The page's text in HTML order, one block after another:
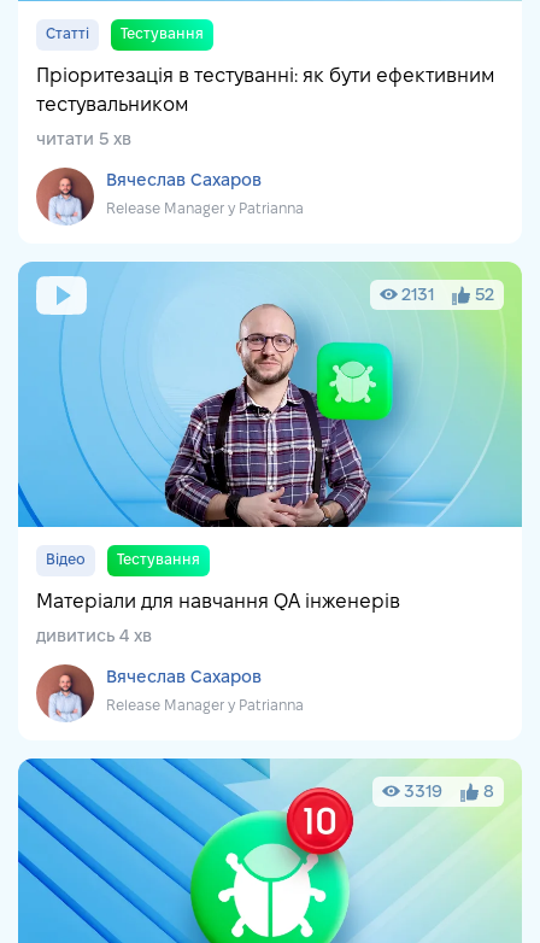
Статті Тестування
Пріоритезація в тестуванні: як бути ефективним
тестувальником
читати 5 хв
Вячеслав Сахаров
Release Manager у Patrianna
2131 52
Відео Тестування
Матеріали для навчання QA інженерів
дивитись 4 хв
Вячеслав Сахаров
Release Manager у Patrianna
3319 8